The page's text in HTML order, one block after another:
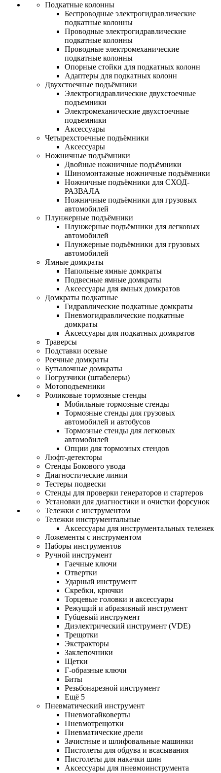
Подкатные колонны
Беспроводные электрогидравлические
подкатные колонны
Проводные электрогидравлические
подкатные колонны
Проводные электромеханические
подкатные колонны
Опорные стойки для подкатных колонн
Адаптеры для подкатных колонн
Двухстоечные подъёмники
Электрогидравлические двухстоечные
подъемники
Электромеханические двухстоечные
подъемники
Аксессуары
Четырехстоечные подъёмники
Аксессуары
Ножничные подъёмники
Двойные ножничные подъёмники
Шиномонтажные ножничные подъёмники
Ножничные подъёмники для СХОД-
РАЗВАЛА
Ножничные подъёмники для грузовых
автомобилей
Плунжерные подъёмники
Плунжерные подъёмники для легковых
автомобилей
Плунжерные подъёмники для грузовых
автомобилей
Ямные домкраты
Напольные ямные домкраты
Подвесные ямные домкраты
Аксессуары для ямных домкратов
Домкраты подкатные
Гидравлические подкатные домкраты
Пневмогидравлические подкатные
домкраты
Аксессуары для подкатных домкратов
Траверсы
Подставки осевые
Реечные домкраты
Бутылочные домкраты
Погрузчики (штабелеры)
Мотоподъемники
Роликовые тормозные стенды
Мобильные тормозные стенды
Тормозные стенды для грузовых
автомобилей и автобусов
Тормозные стенды для легковых
автомобилей
Опции для тормозных стендов
Люфт-детекторы
Стенды Бокового увода
Диагностические линии
Тестеры подвески
Стенды для проверки генераторов и стартеров
Установки для диагностики и очистки форсунок
Тележки с инструментом
Тележки инструментальные
Аксессуары для инструментальных тележек
Ложементы с инструментом
Наборы инструментов
Ручной инструмент
Гаечные ключи
Отвертки
Ударный инструмент
Скребки, крючки
Торцевые головки и аксессуары
Режущий и абразивный инструмент
Губцевый инструмент
Диэлектрический инструмент (VDE)
Трещотки
Экстракторы
Заклепочники
Щетки
Г-образные ключи
Биты
Резьбонарезной инструмент
Ещё 5
Пневматический инструмент
Пневмогайковерты
Пневмотрещотки
Пневматические дрели
Зачистные и шлифовальные машинки
Пистолеты для обдува и всасывания
Пистолеты для накачки шин
Аксессуары для пневмоинструмента